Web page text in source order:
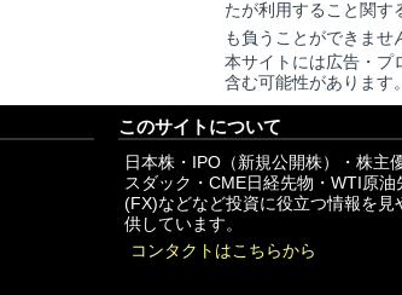
たが利用すること関す
も負うことができませ
本サイトには広告・プ
含む可能性があります。
このサイトについて
日本株・IPO（新規公開株）・株主
スダック・CME日経先物・WTI原油
(FX)などなど投資に役立つ情報を見
供しています。
コンタクトはこちらから